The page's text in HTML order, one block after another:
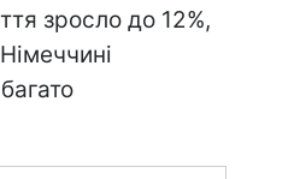
зросло до 12%,